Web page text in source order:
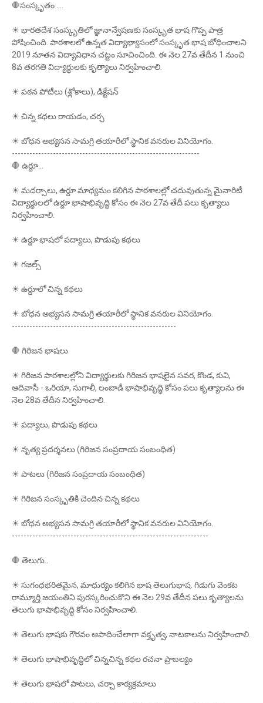
🛑సంస్కృతం ....
☀ భారతదేశ సంస్కృతిలో జ్ఞానాన్వేషణకు సంస్కృత భాష గొప్ప పాత్ర
పోషించింది. పాఠశాలలో ఉన్నత విద్యాభ్యాసంలో సంస్కృత భాష బోధించాలని
2019 నూతన విద్యావిధాన చట్టం సూచించింది. ఈ నెల 27వ తేదీన 1 నుంచి
8వ తరగతి విద్యార్థులకు కృత్యాలు నిర్వహించాలి.
☀ పఠన పోటీలు (శ్లోకాలు), డిక్టేషన్‌
☀ చిన్న కథలు రాయడం, చర్చ
☀ బోధన అభ్యసన సామగ్రి తయారీలో స్థానిక వనరుల వినియోగం.
----------------------------------------------------------------
🛑 ఉర్దూ...
☀ మదర్సాలు, ఉర్దూ మాధ్యమం కలిగిన పాఠశాలల్లో చదువుతున్న మైనారిటీ
విద్యార్థులలో ఉర్దూ భాషాభివృద్ధి కోసం ఈ నెల 27వ తేదీ పలు కృత్యాలు
నిర్వహించాలి.
☀ ఉర్దూ భాషలో పద్యాలు, పొడుపు కథలు
☀ గజల్స్‌
☀ ఉర్దూలో చిన్న కథలు
☀ బోధన అభ్యసన సామగ్రి తయారీలో స్థానిక వనరుల వినియోగం.
--------------------------------------------------------
🛑 గిరిజన భాషలు
☀ గిరిజన పాఠశాలల్లోని విద్యార్థులకు గిరిజన భాషలైన సవర, కొండ, కువి,
ఆదివాసీ - ఒరియా, సుగాలీ, లంబాడీ భాషాభివృద్ధి కోసం పలు కృత్యాలను ఈ
నెల 28వ తేదీన నిర్వహించాలి.
☀ పద్యాలు, పొడుపు కథలు
☀ నృత్య ప్రదర్శనలు (గిరిజన సంప్రదాయ సంబంధిత)
☀ పాటలు (గిరిజన సంప్రదాయ సంబంధిత)
☀ గిరిజన సంస్కృతికి చెందిన చిన్న కథలు
☀ బోధన అభ్యసన సామగ్రి తయారీలో స్థానిక వనరుల వినియోగం.
-------------------------------------------------------------------
🛑 తెలుగు..
☀ సుగంధభరితమైన, మాధుర్యం కలిగిన భాష తెలుగుభాష. గిడుగు వెంకట
రామ్మూర్తి జయంతిని పురస్కరించుకొని ఈ నెల 29వ తేదీన పలు కృత్యాలను
తెలుగు భాషాభివృద్ధి కోసం నిర్వహించాలి.
☀ తెలుగు భాషకు గౌరవం ఆపాదించేలాగా వక్తృత్వ, నాటకాలను నిర్వహించాలి.
☀ తెలుగు భాషాభివృద్ధిలో చిన్నచిన్న కథల రచనా ప్రాబల్యం
☀ తెలుగు భాషలో పాటలు, చర్చా కార్యక్రమాలు